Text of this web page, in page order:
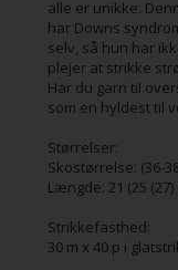
alle er unikke.
har Downs
selv, så hun har
plejer at strikke
Har du garn til
som en hyldest til
Størrelser:
Skostørrelse: (36-
Længde: 21 (25 (27)
Strikkefasthed:
30 m x 40 p i